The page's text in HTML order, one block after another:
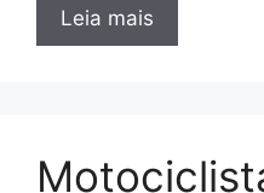
Leia mais